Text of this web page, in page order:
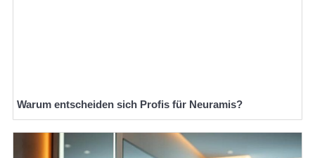
Warum entscheiden sich Profis für Neuramis?